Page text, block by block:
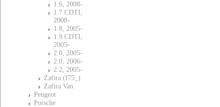
1.6, 2008-
1.7 CDTI,
2008-
1.8, 2005-
1.9 CDTI,
2005-
2.0, 2005-
2.0, 2006-
2.2, 2005-
Zafira (f75_)
Zafira Van
Peugeot
Porsche